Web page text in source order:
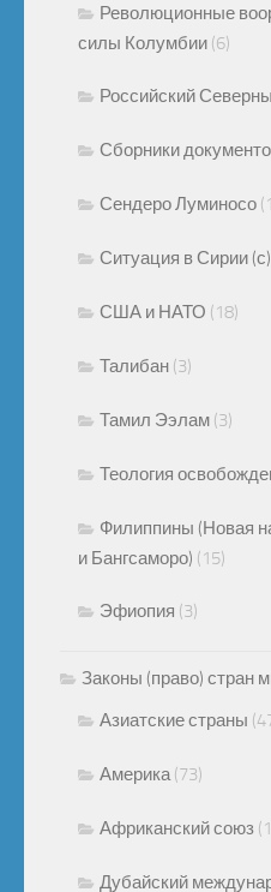
Революционные
силы Колумбии (6)
Российский
Сборники
Сендеро Луминосо
Ситуация в Сирии (с)
США и НАТО (18)
Талибан (3)
Тамил Ээлам (3)
Теология
Филиппины (Новая
и Бангсаморо) (15)
Эфиопия (3)
Законы (право) стран
Азиатские страны
Америка (73)
Африканский союз
Дубайский